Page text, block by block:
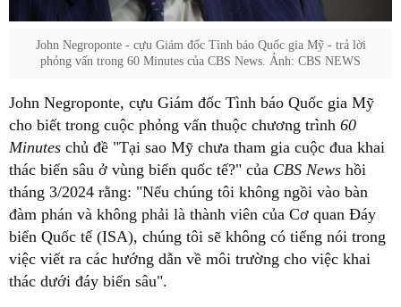
John Negroponte - cựu Giám đốc Tình báo Quốc gia Mỹ - trả lời
phỏng vấn trong 60 Minutes của CBS News. Ảnh: CBS NEWS
John Negroponte, cựu Giám đốc Tình báo Quốc gia Mỹ
cho biết trong cuộc phỏng vấn thuộc chương trình 60
Minutes chủ đề "Tại sao Mỹ chưa tham gia cuộc đua khai
thác biển sâu ở vùng biển quốc tế?" của CBS News hồi
tháng 3/2024 rằng: "Nếu chúng tôi không ngồi vào bàn
đàm phán và không phải là thành viên của Cơ quan Đáy
biển Quốc tế (ISA), chúng tôi sẽ không có tiếng nói trong
việc viết ra các hướng dẫn về môi trường cho việc khai
thác dưới đáy biển sâu".